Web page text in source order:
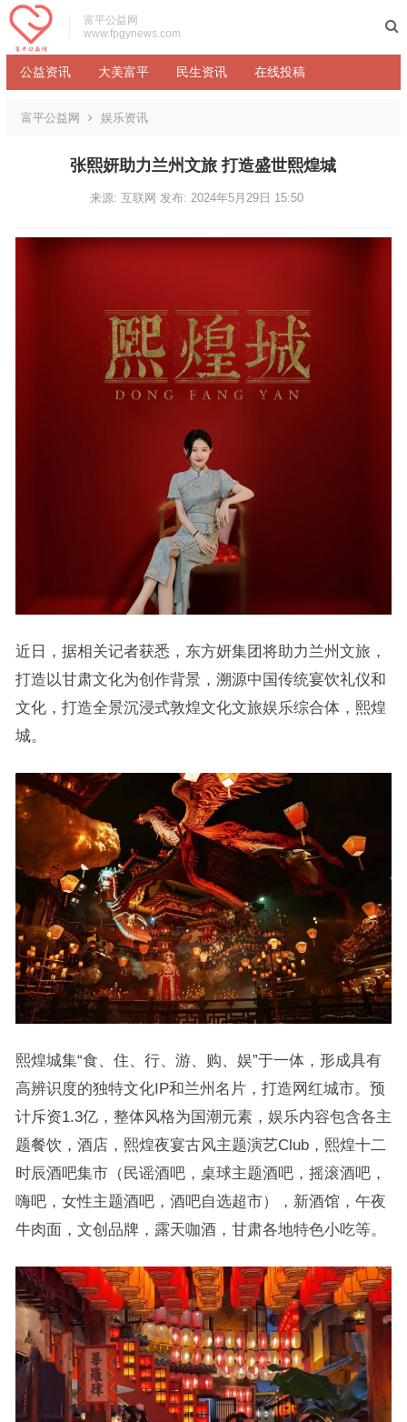
富平公益网
www.fpgynews.com
公益资讯 大美富平 民生资讯 在线投稿
富平公益网 娱乐资讯
张熙妍助力兰州文旅 打造盛世熙煌城
来源: 互联网发布: 2024年5月29日 15:50
近日，据相关记者获悉，东方妍集团将助力兰州文旅，
打造以甘肃文化为创作背景，溯源中国传统宴饮礼仪和
文化，打造全景沉浸式敦煌文化文旅娱乐综合体，熙煌
城。
熙煌城集“食、住、行、游、购、娱”于一体，形成具有
高辨识度的独特文化IP和兰州名片，打造网红城市。预
计斥资1.3亿，整体风格为国潮元素，娱乐内容包含各主
题餐饮，酒店，熙煌夜宴古风主题演艺Club，熙煌十二
时辰酒吧集市（民谣酒吧，桌球主题酒吧，摇滚酒吧，
嗨吧，女性主题酒吧，酒吧自选超市），新酒馆，午夜
牛肉面，文创品牌，露天咖酒，甘肃各地特色小吃等。